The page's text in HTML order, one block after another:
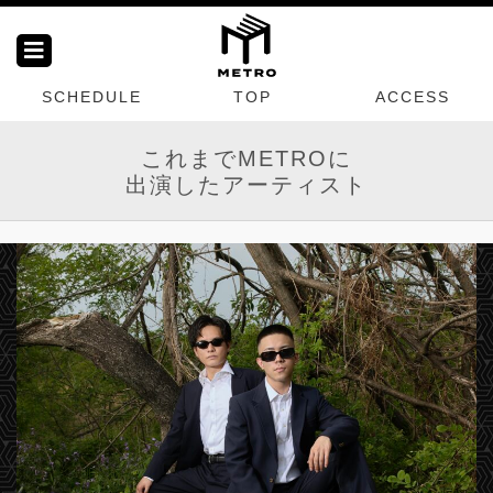
SCHEDULE TOP ACCESS
これまでMETROに
出演したアーティスト